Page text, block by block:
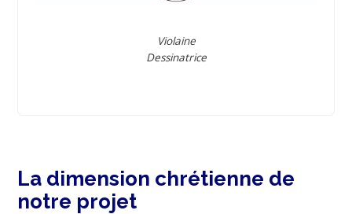
Violaine
Dessinatrice
La dimension chrétienne de
notre projet